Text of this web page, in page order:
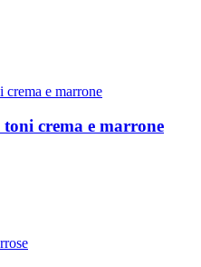
crema e marrone